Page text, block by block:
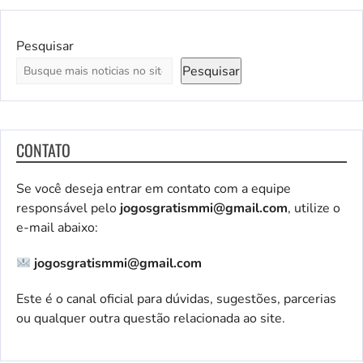
Pesquisar
Pesquisar
CONTATO
Se você deseja entrar em contato com a equipe
responsável pelojogosgratismmi@gmail.com, utilize o
e-mail abaixo:
jogosgratismmi@gmail.com
Este é o canal oficial para dúvidas, sugestões, parcerias
ou qualquer outra questão relacionada ao site.